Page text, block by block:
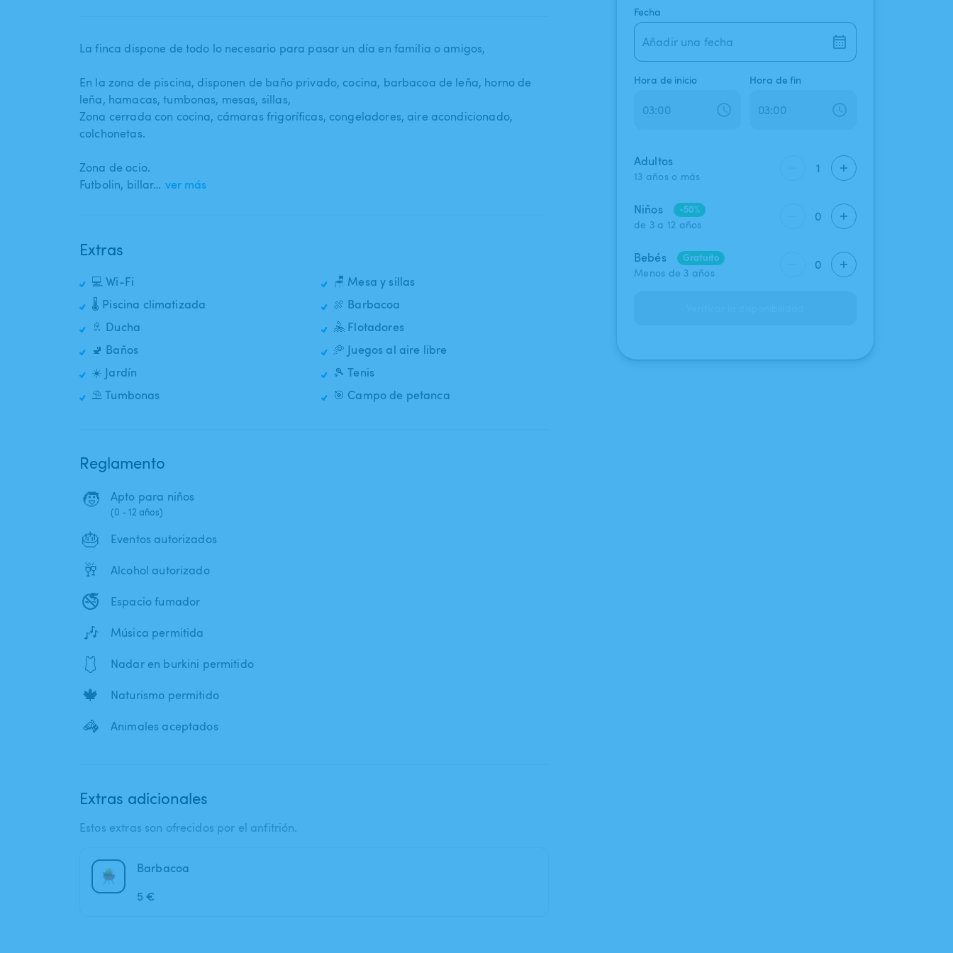
La finca dispone de todo lo necesario para pasar un día en familia o amigos​,​
En la zona de piscina​,​ disponen de baño privado​,​ cocina​,​ barbacoa de leña​,​ horno de
leña​,​ hamacas​,​ tumbonas​,​ mesas​,​ sillas​,​
Zona cerrada con cocina​,​ cámaras frigoríficas​,​ congeladores​,​ aire acondicionado​,​
colchonetas.
Zona de ocio.
Futbolin​,​ billar… ver más
Extras
💻 Wi-Fi
🌡️ Piscina climatizada
🚿 Ducha
🚽 Baños
☀️ Jardín
⛱️ Tumbonas
🪑 Mesa y sillas
🍖 Barbacoa
🤽 Flotadores
🥏 Juegos al aire libre
🎾 Tenis
🎯 Campo de petanca
Reglamento
🧒 Apto para niños
(0 - 12 años)
🎂 Eventos autorizados
🥂 Alcohol autorizado
🚭 Espacio fumador
🎶 Música permitida
🩱 Nadar en burkini permitido
🍁 Naturismo permitido
🦓 Animales aceptados
Extras adicionales
Estos extras son ofrecidos por el anfitrión.
Barbacoa
5 €
Fecha
Añadir una fecha
Hora de inicio Hora de fin
Adultos
13 años o más
1
Niños
-50%
de 3 a 12 años
0
Bebés
Gratuito
Menos de 3 años
0